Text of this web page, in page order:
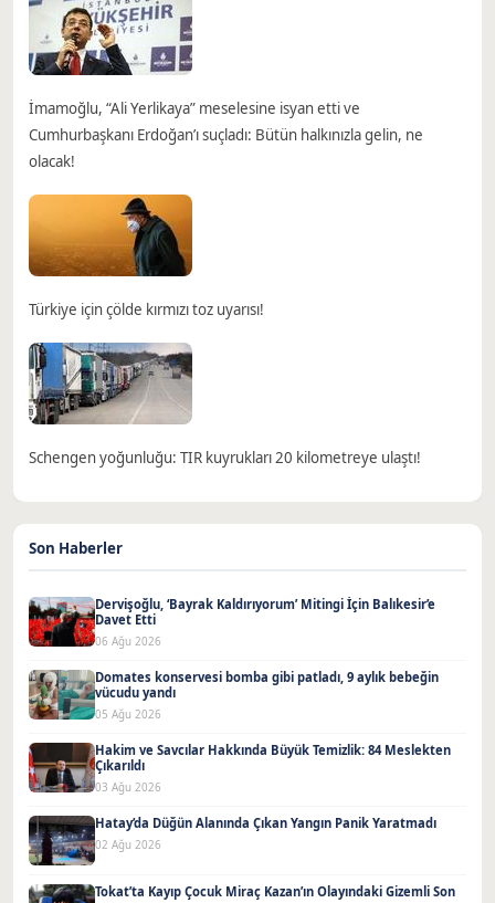
İmamoğlu, “Ali Yerlikaya” meselesine isyan etti ve
Cumhurbaşkanı Erdoğan’ı suçladı: Bütün halkınızla gelin, ne
olacak!
Türkiye için çölde kırmızı toz uyarısı!
Schengen yoğunluğu: TIR kuyrukları 20 kilometreye ulaştı!
Son Haberler
Dervişoğlu, ‘Bayrak Kaldırıyorum’ Mitingi İçin Balıkesir’e
Davet Etti
06 Ağu 2026
Domates konservesi bomba gibi patladı, 9 aylık bebeğin
vücudu yandı
05 Ağu 2026
Hakim ve Savcılar Hakkında Büyük Temizlik: 84 Meslekten
Çıkarıldı
03 Ağu 2026
Hatay’da Düğün Alanında Çıkan Yangın Panik Yaratmadı
02 Ağu 2026
Tokat’ta Kayıp Çocuk Miraç Kazan’ın Olayındaki Gizemli Son